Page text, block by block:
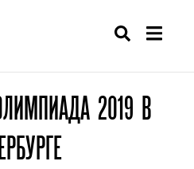
2019 В